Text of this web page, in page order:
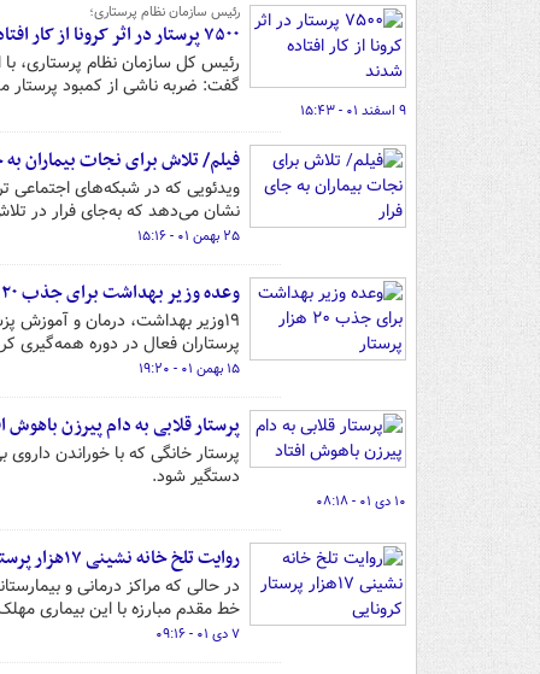
رئیس سازمان نظام پرستاری؛
۷۵۰۰ پرستار در اثر کرونا از کار افتاده شدند
گفت: ضربه ناشی از کمبود پرستار
۹ اسفند ۰۱ - ۱۵:۴۳
فیلم/ تلاش برای نجات بیماران به
ویدئویی که در شبکه‌های اجتماعی
نشان می‌دهد که به‌جای فرار در
۲۵ بهمن ۰۱ - ۱۵:۱۶
وعده وزیر بهداشت برای جذب ۲۰ هزار پرستار
پرستاران فعال در دوره همه‌گیری
۱۵ بهمن ۰۱ - ۱۹:۲۰
پرستار قلابی به دام پیرزن باهوش
پرستار خانگی که با خوراندن
دستگیر شود.
۱۰ دی ۰۱ - ۰۸:۱۸
روایت تلخ خانه نشینی ۱۷هزار پرستار کرونایی
خط مقدم مبارزه با این بیماری
۷ دی ۰۱ - ۰۹:۱۶